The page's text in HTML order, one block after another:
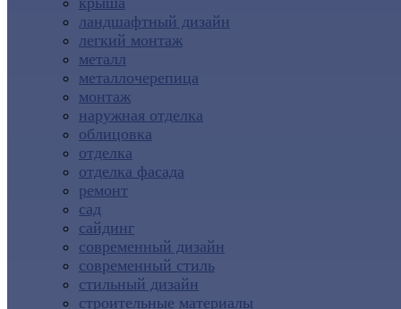
ландшафтный дизайн
легкий монтаж
металл
металлочерепица
монтаж
наружная отделка
облицовка
отделка
отделка фасада
ремонт
сад
сайдинг
современный дизайн
современный стиль
стильный дизайн
строительные материалы